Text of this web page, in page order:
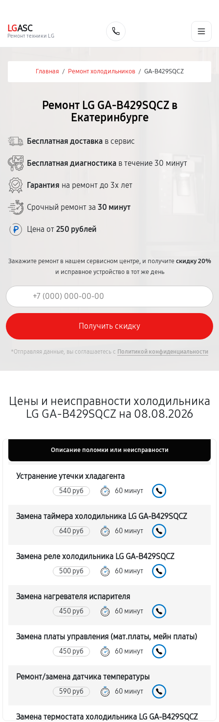
LGASC
Ремонт техники LG
Главная / Ремонт холодильников / GA-B429SQCZ
Ремонт LG GA-B429SQCZ в
Екатеринбурге
Бесплатная доставка в сервис
Бесплатная диагностика в течение 30 минут
Гарантия на ремонт до 3х лет
Срочный ремонт за 30 минут
Цена от 250 рублей
Закажите ремонт в нашем сервисном центре, и получитескидку 20%
и исправное устройство в тот же день
*Отправляя данные, вы соглашаетесь с Политикой конфиденциальности
Цены и неисправности холодильника
LG GA-B429SQCZ на 08.08.2026
Описание поломки или неисправности
Устранение утечки хладагента
540 руб 60 минут
Замена таймера холодильника LG GA-B429SQCZ
640 руб 60 минут
Замена реле холодильника LG GA-B429SQCZ
500 руб 60 минут
Замена нагревателя испарителя
450 руб 60 минут
Замена платы управления (мат.платы, мейн платы)
450 руб 60 минут
Ремонт/замена датчика температуры
590 руб 60 минут
Замена термостата холодильника LG GA-B429SQCZ